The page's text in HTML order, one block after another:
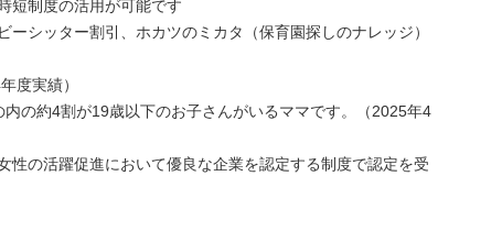
短制度の活用が可能です
ーシッター割引、ホカツのミカタ（保育園探しのナレッジ）
度実績）
の約4割が19歳以下のお子さんがいるママです。（2025年4
性の活躍促進において優良な企業を認定する制度で認定を受